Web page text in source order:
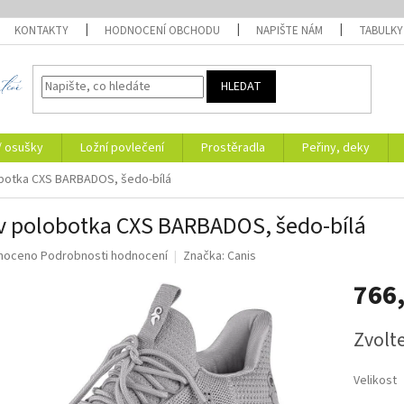
KONTAKTY HODNOCENÍ OBCHODU NAPIŠTE NÁM TABULKY
HLEDAT
osušky Ložní povlečení Prostěradla Peřiny, deky
CXS BARBADOS, šedo-bílá
polobotka CXS BARBADOS, šedo-bílá
Podrobnosti hodnocení Značka: Canis
cena:
Velikost